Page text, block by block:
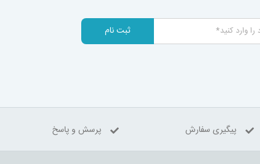
ثبت نام
پیگیری سفارش پرسش و پاسخ